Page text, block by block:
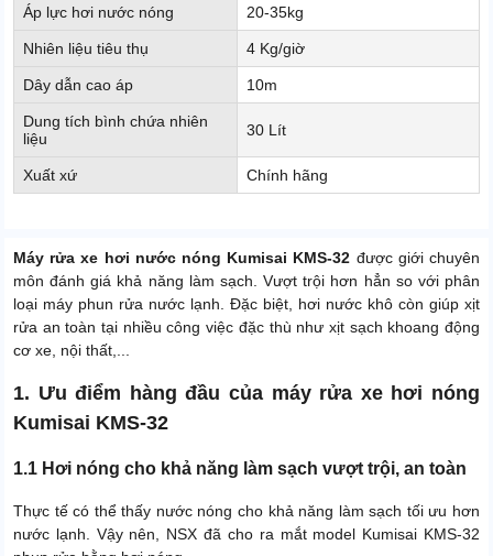
Áp lực hơi nước nóng 20-35kg
Nhiên liệu tiêu thụ 4 Kg/giờ
Dây dẫn cao áp 10m
Dung tích bình chứa nhiên
liệu
30 Lít
Xuất xứ Chính hãng
Máy rửa xe hơi nước nóng Kumisai KMS-32 được giới chuyên
môn đánh giá khả năng làm sạch. Vượt trội hơn hẳn so với phân
loại máy phun rửa nước lạnh. Đặc biệt, hơi nước khô còn giúp xịt
rửa an toàn tại nhiều công việc đặc thù như xịt sạch khoang động
cơ xe, nội thất,...
1. Ưu điểm hàng đầu của máy rửa xe hơi nóng
Kumisai KMS-32
1.1 Hơi nóng cho khả năng làm sạch vượt trội, an toàn
Thực tế có thể thấy nước nóng cho khả năng làm sạch tối ưu hơn
nước lạnh. Vậy nên, NSX đã cho ra mắt model Kumisai KMS-32